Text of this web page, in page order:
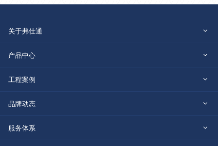
关于弗仕通
公司介绍
发展历程
企业荣誉
产品中心
冰川系列
鱼肚白系列
冰裂系列
工程案例
2022年
2021年
品牌动态
企业新闻
服务体系